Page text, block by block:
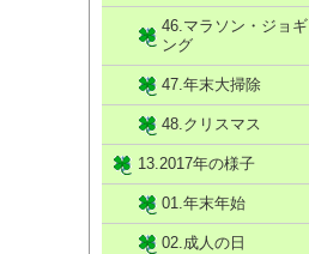
46.マラソン・ジョギ
ング
47.年末大掃除
48.クリスマス
13.2017年の様子
01.年末年始
02.成人の日